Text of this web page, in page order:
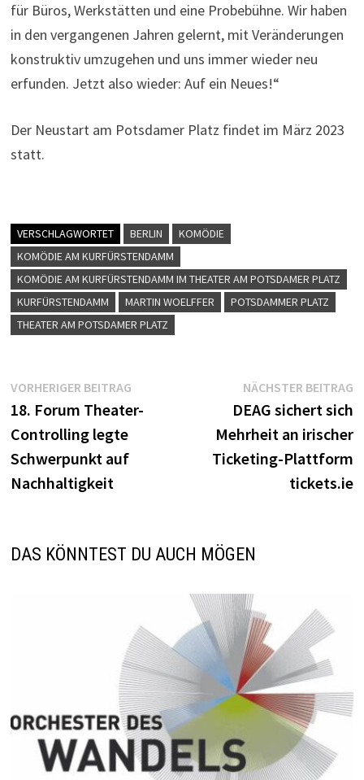
für Büros, Werkstätten und eine Probebühne. Wir haben
in den vergangenen Jahren gelernt, mit Veränderungen
konstruktiv umzugehen und uns immer wieder neu
erfunden. Jetzt also wieder: Auf ein Neues!“
Der Neustart am Potsdamer Platz findet im März 2023
statt.
VERSCHLAGWORTET BERLIN
KOMÖDIE
KOMÖDIE AM KURFÜRSTENDAMM
KOMÖDIE AM KURFÜRSTENDAMM IM THEATER AM POTSDAMER PLATZ
KURFÜRSTENDAMM
MARTIN WOELFFER
POTSDAMMER PLATZ
THEATER AM POTSDAMER PLATZ
Beitragsnavigation
VORHERIGER BEITRAG
Beitrag:
18. Forum Theater-
Controlling legte
Schwerpunkt auf
Nachhaltigkeit
NÄCHSTER BEITRAG
DEAG sichert sich
Mehrheit an irischer
Ticketing-Plattform
tickets.ie
DAS KÖNNTEST DU AUCH MÖGEN